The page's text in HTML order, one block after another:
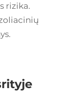
rizika.